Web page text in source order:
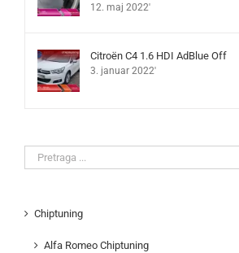
12. maj 2022'
Citroën C4 1.6 HDI AdBlue Off
3. januar 2022'
Search
for:
Chiptuning
Alfa Romeo Chiptuning